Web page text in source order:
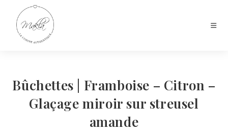
Bûchettes | Framboise – Citron –
Glaçage miroir sur streusel
amande